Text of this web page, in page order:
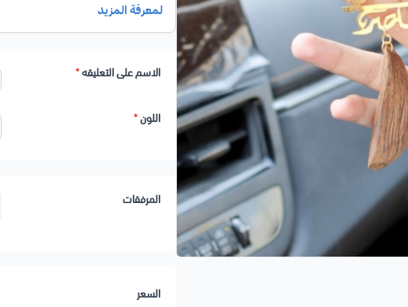
الاسم على التعليقه*
اللون*
المرفقات
السعر